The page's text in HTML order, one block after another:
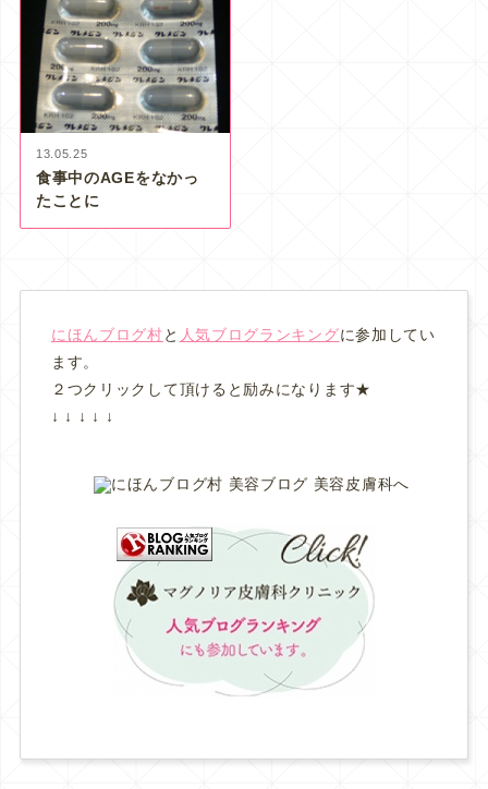
13.05.25
食事中のAGEをなかっ
たことに
にほんブログ村と 人気ブログランキングに参加してい
ます。
２つクリックして頂けると励みになります★
↓ ↓ ↓ ↓ ↓